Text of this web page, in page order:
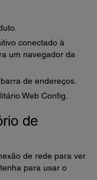
conectado à
um navegador da
de endereços.
Web Config.
de
de rede para ver
para usar o